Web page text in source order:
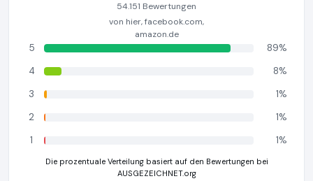
54.151 Bewertungen
von hier, facebook.com,
amazon.de
5
89%
4
8%
3
1%
2
1%
1
1%
Die prozentuale Verteilung basiert auf den Bewertungen bei
AUSGEZEICHNET.org